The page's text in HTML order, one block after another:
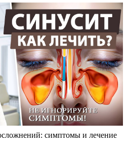
симптомы и лечение